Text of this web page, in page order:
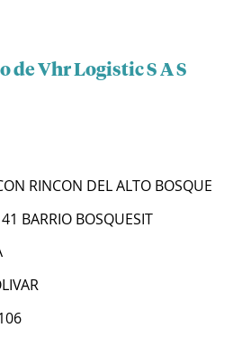
de Vhr Logistic S A S
RINCON DEL ALTO BOSQUE
BARRIO BOSQUESIT